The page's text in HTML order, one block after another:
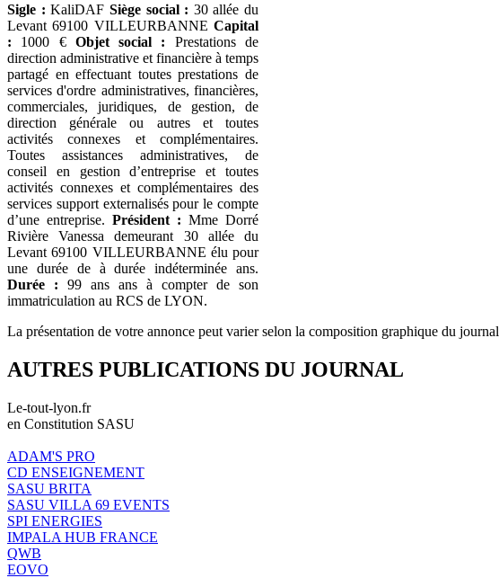
Sigle : KaliDAF Siège social : 30 allée du
Levant 69100 VILLEURBANNE Capital
: 1000 € Objet social : Prestations de
direction administrative et financière à temps
partagé en effectuant toutes prestations de
services d'ordre administratives, financières,
commerciales, juridiques, de gestion, de
direction générale ou autres et toutes
activités connexes et complémentaires.
Toutes assistances administratives, de
conseil en gestion d’entreprise et toutes
activités connexes et complémentaires des
services support externalisés pour le compte
d’une entreprise. Président : Mme Dorré
Rivière Vanessa demeurant 30 allée du
Levant 69100 VILLEURBANNE élu pour
une durée de à durée indéterminée ans.
Durée : 99 ans ans à compter de son
immatriculation au RCS de LYON.
La présentation de votre annonce peut varier selon la composition graphique du journal
AUTRES PUBLICATIONS DU JOURNAL
Le-tout-lyon.fr
en Constitution SASU
ADAM'S PRO
CD ENSEIGNEMENT
SASU BRITA
SASU VILLA 69 EVENTS
SPI ENERGIES
IMPALA HUB FRANCE
QWB
EOVO